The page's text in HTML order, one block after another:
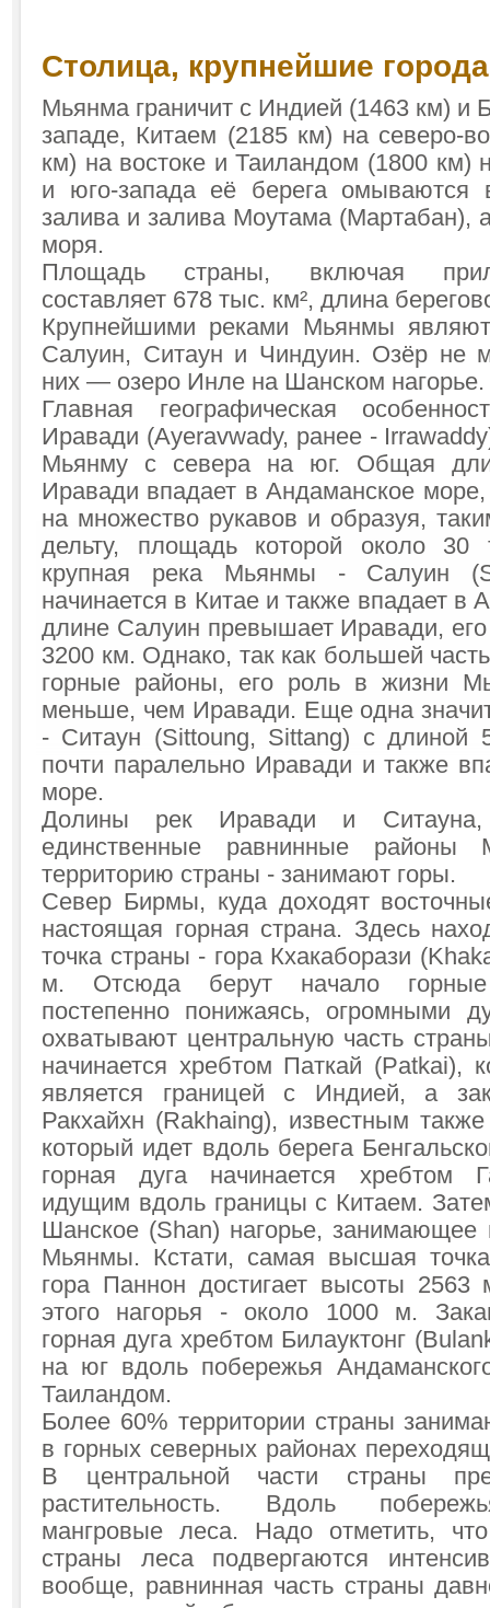
Столица, крупнейшие города
Мьянма граничит с Индией (1463 км) и
западе, Китаем (2185 км) на северо-
км) на востоке и Таиландом (1800 км)
и юго-запада её берега омываются
залива и залива Моутама (Мартабан),
моря.
Площадь страны, включая
составляет 678 тыс. км², длина
Крупнейшими реками Мьянмы
Салуин, Ситаун и Чиндуин. Озёр не
них — озеро Инле на Шанском нагорье.
Главная географическая
Иравади (Ayeravwady, ранее -
Мьянму с севера на юг. Общая
Иравади впадает в Андаманское
на множество рукавов и образуя,
дельту, площадь которой около
крупная река Мьянмы - Салуин
начинается в Китае и также впадает в
длине Салуин превышает Иравади,
3200 км. Однако, так как большей
горные районы, его роль в жизни
меньше, чем Иравади. Еще одна
- Ситаун (Sittoung, Sittang) с длиной
почти паралельно Иравади и также
море.
Долины рек Иравади и
единственные равнинные районы
территорию страны - занимают горы.
Север Бирмы, куда доходят
настоящая горная страна. Здесь
точка страны - гора Кхакаборази
м. Отсюда берут начало
постепенно понижаясь, огромными
охватывают центральную часть
начинается хребтом Паткай (Patkai),
является границей с Индией, а
Ракхайхн (Rakhaing), известным
который идет вдоль берега
горная дуга начинается хребтом
идущим вдоль границы с Китаем.
Шанское (Shan) нагорье, занимающее
Мьянмы. Кстати, самая высшая
гора Паннон достигает высоты
этого нагорья - около 1000 м.
горная дуга хребтом Билауктонг
на юг вдоль побережья
Таиландом.
Более 60% территории страны
в горных северных районах
В центральной части страны
растительность. Вдоль
мангровые леса. Надо отметить,
страны леса подвергаются
вообще, равнинная часть страны